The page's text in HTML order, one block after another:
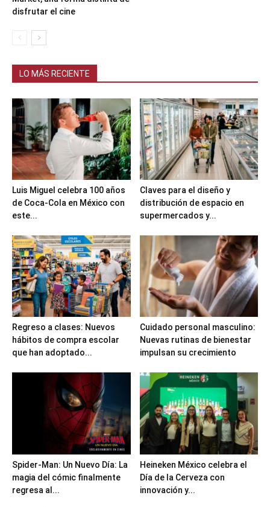
disfrutar el cine
LO MÁS RECIENTE
Luis Miguel celebra 100 años
de Coca-Cola en México con
este...
Claves para el diseño y
distribución de espacio en
supermercados y...
Regreso a clases: Nuevos
hábitos de compra escolar
que han adoptado...
Cuidado personal masculino:
Nuevas rutinas de bienestar
impulsan su crecimiento
Spider-Man: Un Nuevo Día: La
magia del cómic finalmente
regresa al...
Heineken México celebra el
Día de la Cerveza con
innovación y...